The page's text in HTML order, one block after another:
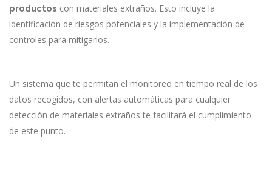
productos con materiales extraños. Esto incluye la
identificación de riesgos potenciales y la implementación de
controles para mitigarlos.
Un sistema que te permitan el monitoreo en tiempo real de los
datos recogidos, con alertas automáticas para cualquier
detección de materiales extraños te facilitará el cumplimiento
de este punto.